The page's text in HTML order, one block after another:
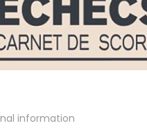
information